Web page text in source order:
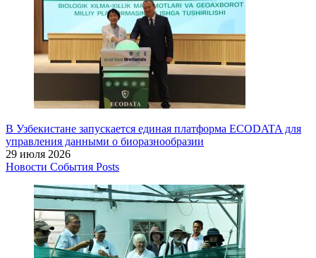
В Узбекистане запускается единая платформа ECODATA для
управления данными о биоразнообразии
29 июля 2026
Новости События Posts